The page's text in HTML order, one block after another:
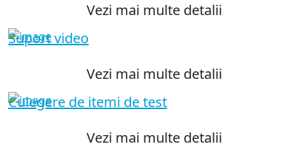
Vezi mai multe detalii
Suport video
Vezi mai multe detalii
Culegere de itemi de test
Vezi mai multe detalii